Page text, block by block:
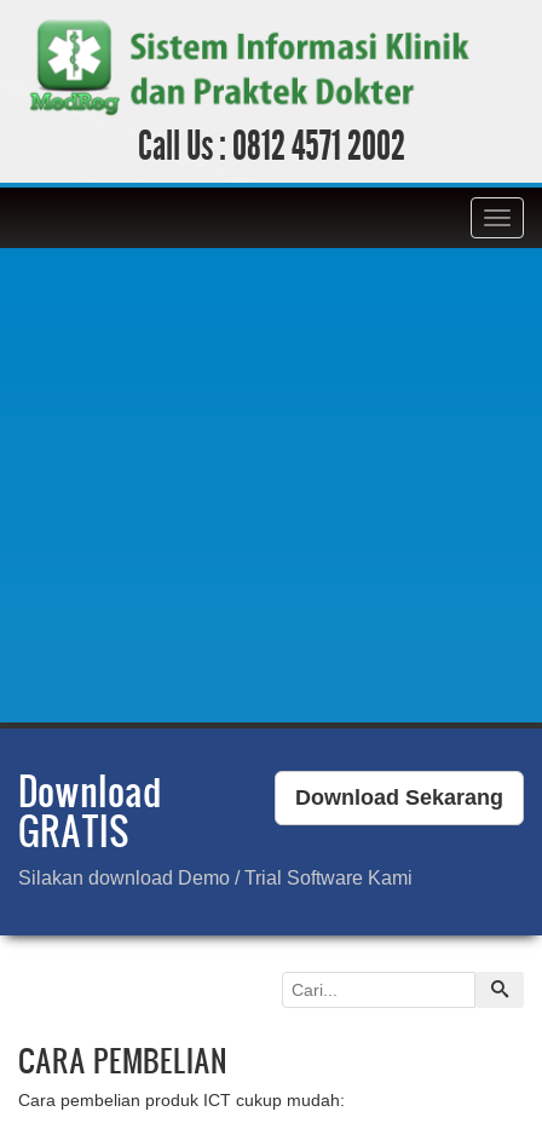
Call Us :0812 4571 2002
Download Sekarang
Download
GRATIS
Silakan download Demo / Trial Software Kami
CARA PEMBELIAN
Cara pembelian produk ICT cukup mudah: